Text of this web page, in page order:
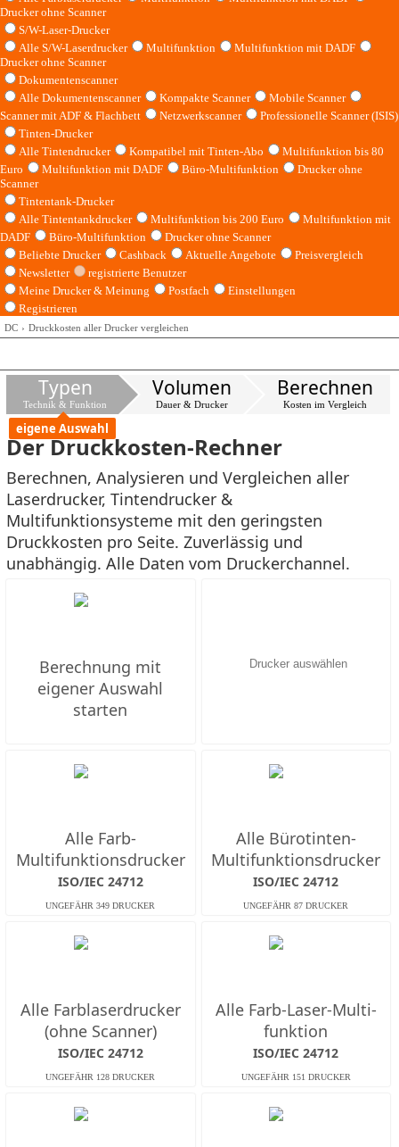
Drucker ohne Scanner
S/W-Laser-Drucker
Alle S/W-Laserdrucker
Multifunktion
Multifunktion mit DADF
Drucker ohne Scanner
Dokumentenscanner
Alle Dokumentenscanner
Kompakte Scanner
Mobile Scanner
Scanner mit ADF & Flachbett
Netzwerkscanner
Professionelle Scanner (ISIS)
Tinten-Drucker
Alle Tintendrucker
Kompatibel mit Tinten-Abo
Multifunktion bis 80
Euro
Multifunktion mit DADF Büro-Multifunktion
Drucker ohne
Scanner
Tintentank-Drucker
Alle Tintentankdrucker
Multifunktion bis 200 Euro
Multifunktion mit
DADF
Büro-Multifunktion
Drucker ohne Scanner
Beliebte Drucker
Cashback Aktuelle Angebote
Preisvergleich
Newsletter
registrierte Benutzer
Meine Drucker & Meinung
Postfach
Einstellungen
Registrieren
DC Druckkosten aller Drucker vergleichen
Typen
Technik & Funktion
eigene Auswahl
Volumen
Dauer & Drucker
Berechnen
Kosten im Vergleich
Der Druckkosten-Rechner
Berechnen, Analysieren und Vergleichen aller
Laserdrucker, Tintendrucker &
Multifunktionsysteme mit den geringsten
Druckkosten pro Seite. Zuverlässig und
unabhängig. Alle Daten vom Druckerchannel.
Berechnung mit
eigener Auswahl
starten
Alle Farb-
Multifunktions­drucker
ISO/IEC 24712
Alle Bürotinten-
Multifunktions­drucker
ISO/IEC 24712
Alle Farb­laserdrucker
(ohne Scanner)
ISO/IEC 24712
Alle Farb-Laser-Multi­
funktion
ISO/IEC 24712